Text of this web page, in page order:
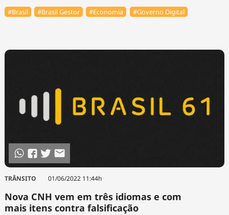
#Brasil #Brasil Gestor #Economia #Governo Digital
TRÂNSITO 01/06/2022 11:44h
Nova CNH vem em três idiomas e com
mais itens contra falsificação